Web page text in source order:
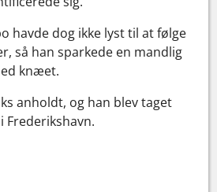
havde dog ikke lyst til at følge
så han sparkede en mandlig
knæet.
anholdt, og han blev taget
Frederikshavn.